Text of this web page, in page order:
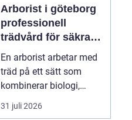
Arborist i göteborg
professionell
trädvård för säkra
och friska träd
En arborist arbetar med
träd på ett sätt som
kombinerar biologi,
säkerhet och hantverk. I
en stad som Göteborg,
31 juli 2026